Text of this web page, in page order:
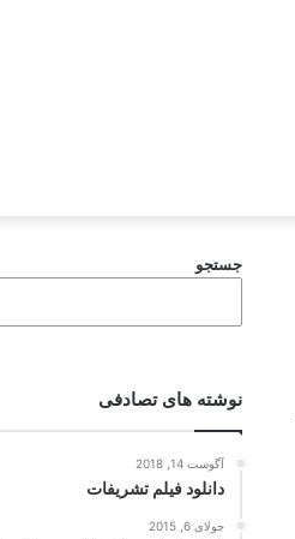
جستجو
نوشته های تصادفی
آگوست 14, 2018
دانلود فیلم تشریفات
جولای 6, 2015